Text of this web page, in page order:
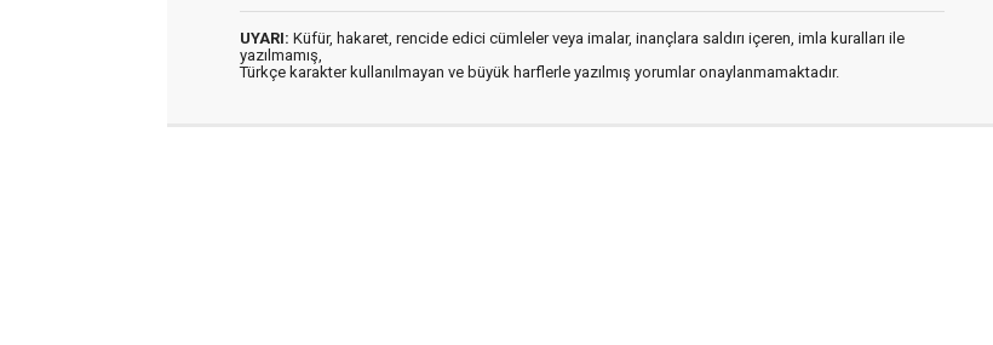
UYARI: Küfür, hakaret, rencide edici cümleler veya imalar, inançlara saldırı içeren, imla kuralları ile
yazılmamış,
Türkçe karakter kullanılmayan ve büyük harflerle yazılmış yorumlar onaylanmamaktadır.